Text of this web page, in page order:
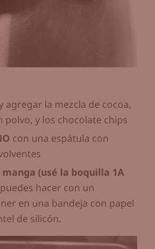
agregar la mezcla de cocoa,
polvo, y los chocolate chips
con una espátula con
(usé la boquilla 1A
hacer con un
en una bandeja con papel
de silicón.